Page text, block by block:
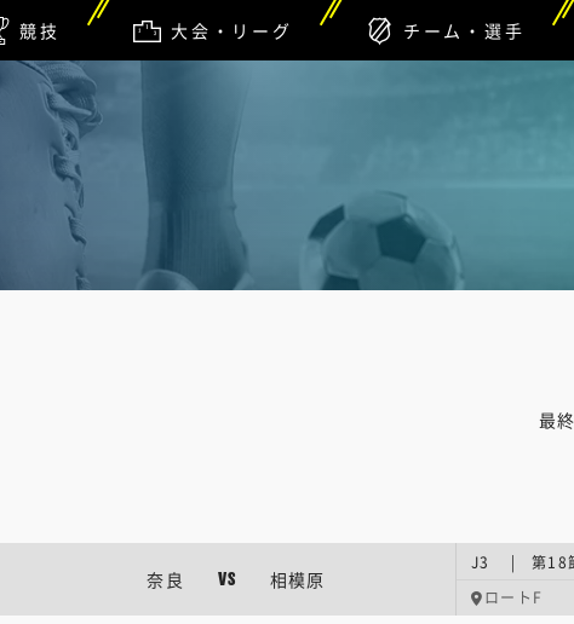
競技 大会・リーグ チーム・選手
最
奈良 VS 相模原
J3 | 第18
ロートF